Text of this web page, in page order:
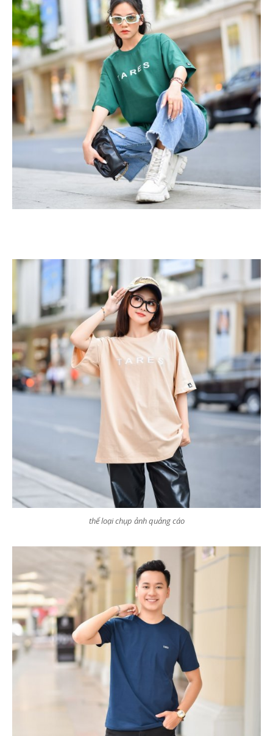
thể loại chụp ảnh quảng cáo